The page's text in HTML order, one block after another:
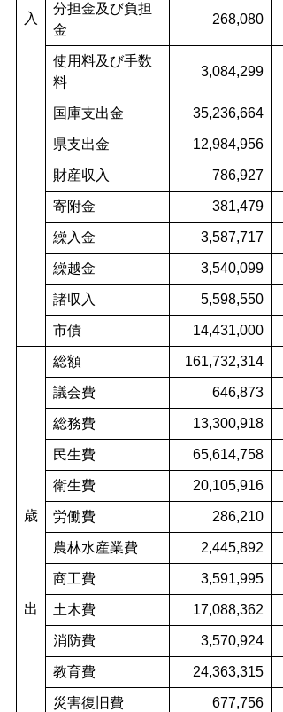
入
分担金及び負担
金
268,080
使用料及び手数
料
3,084,299
国庫支出金 35,236,664
県支出金 12,984,956
財産収入 786,927
寄附金 381,479
繰入金 3,587,717
繰越金 3,540,099
諸収入 5,598,550
市債 14,431,000
総額 161,732,314
議会費 646,873
総務費 13,300,918
民生費 65,614,758
衛生費
20,105,916
歳
労働費 286,210
農林水産業費 2,445,892
商工費
3,591,995
出
土木費 17,088,362
消防費 3,570,924
教育費 24,363,315
災害復旧費 677,756